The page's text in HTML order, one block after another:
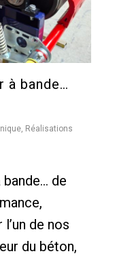
à bande…
, Réalisations
bande… de
de nos
du béton,